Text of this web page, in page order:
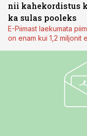
nii kahekordistus
ka sulas pooleks
E-Piimast laekumata
on enam kui 1,2 miljonit